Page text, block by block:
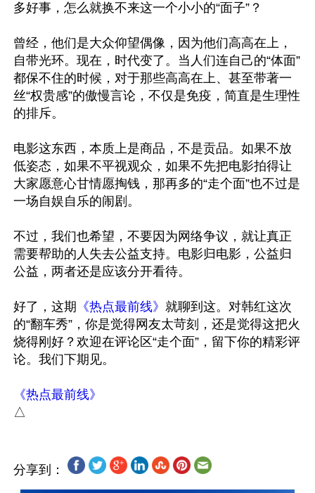
多好事，怎么就换不来这一个小小的“面子”？
曾经，他们是大众仰望偶像，因为他们高高在上，
自带光环。现在，时代变了。当人们连自己的“体面”
都保不住的时候，对于那些高高在上、甚至带著一
丝“权贵感”的傲慢言论，不仅是免疫，简直是生理性
的排斥。
电影这东西，本质上是商品，不是贡品。如果不放
低姿态，如果不平视观众，如果不先把电影拍得让
大家愿意心甘情愿掏钱，那再多的“走个面”也不过是
一场自娱自乐的闹剧。
不过，我们也希望，不要因为网络争议，就让真正
需要帮助的人失去公益支持。电影归电影，公益归
公益，两者还是应该分开看待。
好了，这期 《热点最前线》 就聊到这。对韩红这次
的“翻车秀”，你是觉得网友太苛刻，还是觉得这把火
烧得刚好？欢迎在评论区“走个面”，留下你的精彩评
论。我们下期见。
《热点最前线》
分享到：